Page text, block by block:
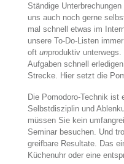
Ständige
uns auch noch gerne
mal schnell etwas im
unsere To-Do-Listen
oft unproduktiv
Aufgaben schnell
Strecke. Hier setzt die
Die Pomodoro-Technik ist
Selbstdisziplin und
müssen Sie kein
Seminar besuchen. Und
greifbare Resultate. Das
Küchenuhr oder eine